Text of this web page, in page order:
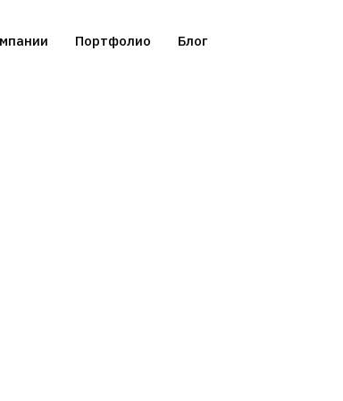
Портфолио Блог